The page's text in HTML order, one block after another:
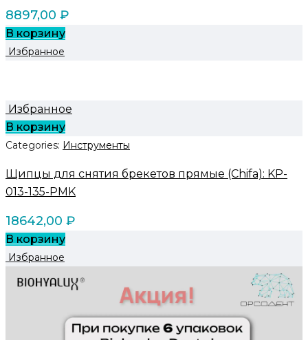
8897,00 ₽
В корзину
Избранное
Избранное
В корзину
Categories: Инструменты
Щипцы для снятия брекетов прямые (Chifa): KP-
013-135-PMK
18642,00 ₽
В корзину
Избранное